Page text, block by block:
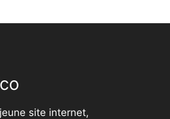
site internet,